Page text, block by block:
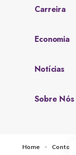
Carreira
Economia
Notícias
Sobre Nós
Home Contato